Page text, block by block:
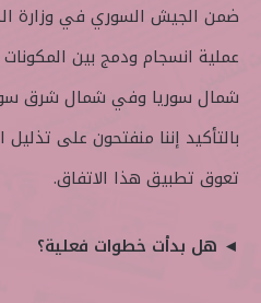
ضمن الجيش السوري في وزارة
عملية انسجام ودمج بين
شمال سوريا وفي شمال شرق
بالتأكيد إننا منفتحون على
تعوق تطبيق هذا الاتفاق.
◄ هل بدأت خطوات فعلية؟